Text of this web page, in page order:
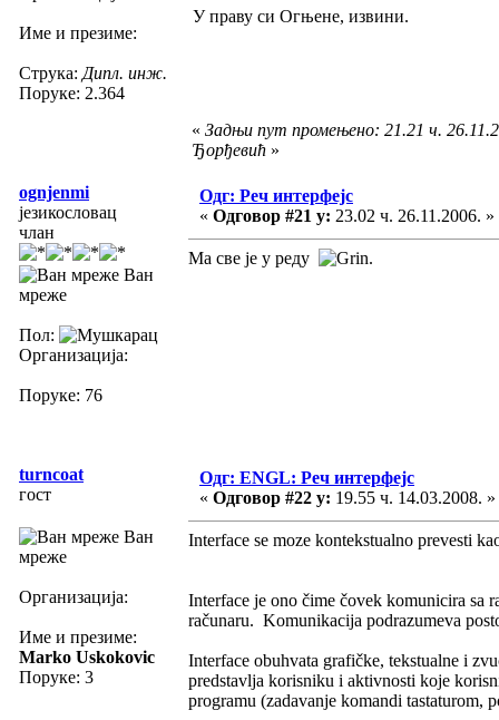
Име и презиме:
Струка: Дипл. инж.
Поруке: 2.364
У праву си Огњене, извини.
« Задњи пут промењено: 21.21 ч.
Ђорђевић »
ognjenmi
језикословац
члан
Ван
мреже
Пол:
Организација:
Поруке: 76
Одг: Реч интерфејс
« Одговор #21 у: 23.02 ч. 26.11.2006. »
Ма све је у реду .
turncoat
гост
Ван
мреже
Организација:
Име и презиме:
Marko Uskokovic
Поруке: 3
Одг: ENGL: Реч интерфејс
« Одговор #22 у: 19.55 ч. 14.03.2008. »
Interface se moze kontekstualno prevesti
Interface je ono čime čovek komunicira sa
računaru. Komunikacija podrazumeva
Interface obuhvata grafičke, tekstualne i
predstavlja korisniku i aktivnosti koje
programu (zadavanje komandi tastaturom,